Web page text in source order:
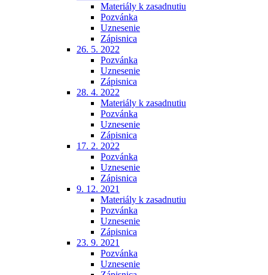
Materiály k zasadnutiu
Pozvánka
Uznesenie
Zápisnica
26. 5. 2022
Pozvánka
Uznesenie
Zápisnica
28. 4. 2022
Materiály k zasadnutiu
Pozvánka
Uznesenie
Zápisnica
17. 2. 2022
Pozvánka
Uznesenie
Zápisnica
9. 12. 2021
Materiály k zasadnutiu
Pozvánka
Uznesenie
Zápisnica
23. 9. 2021
Pozvánka
Uznesenie